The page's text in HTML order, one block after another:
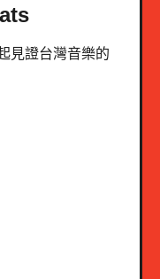
見證台灣音樂的